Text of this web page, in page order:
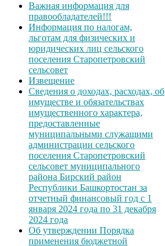
Важная информация для
правообладателей!!!
Информация по налогам,
льготам для физических и
юридических лиц сельского
поселения Старопетровский
сельсовет
Извещение
Сведения о доходах, расходах, об
имуществе и обязательствах
имущественного характера,
предоставленные
муниципальными служащими
администрации сельского
поселения Старопетровский
сельсовет муниципального
района Бирский район
Республики Башкортостан за
отчетный финансовый год с 1
января 2024 года по 31 декабря
2024 года
Об утверждении Порядка
применения бюджетной